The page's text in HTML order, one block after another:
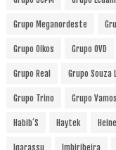
Grupo Meganordeste
Grupo Oikos Grupo OVD
Grupo Real Grupo Souza
Grupo Trino Grupo Vamos
Habib´s Haytek
Igarassu Imbiribeira